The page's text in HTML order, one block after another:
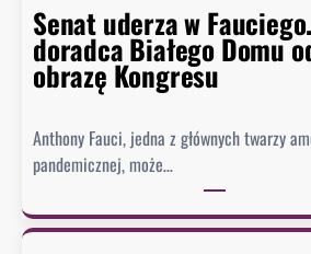
Senat uderza w
doradca Białego Domu
obrazę Kongresu
Anthony Fauci, jedna z głównych twarzy
pandemicznej, może…